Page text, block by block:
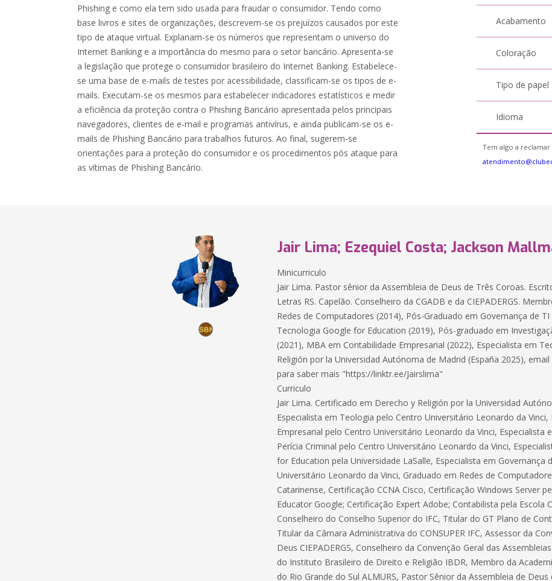
Phishing e como ela tem sido usada para fraudar o consumidor. Tendo como
base livros e sites de organizações, descrevem-se os prejuízos causados por este
tipo de ataque virtual. Explanam-se os números que representam o universo do
Internet Banking e a importância do mesmo para o setor bancário. Apresenta-se
a legislação que protege o consumidor brasileiro do Internet Banking. Estabelece-
se uma base de e-mails de testes por acessibilidade, classificam-se os tipos de e-
mails. Executam-se os mesmos para estabelecer indicadores estatísticos e medir
a eficiência da proteção contra o Phishing Bancário apresentada pelos principais
navegadores, clientes de e-mail e programas antivírus, e ainda publicam-se os e-
mails de Phishing Bancário para trabalhos futuros. Ao final, sugerem-se
orientações para a proteção do consumidor e os procedimentos pós ataque para
as vítimas de Phishing Bancário.
Acabamento
Coloração
Tipo de papel
Idioma
Tem algo a
Jair Lima; Ezequiel Costa; Jackson
Minicurriculo
Jair Lima. Pastor sênior da Assembleia de Deus de Três Coroas.
Letras RS. Capelão. Conselheiro da CGADB e da CIEPADERGS.
Redes de Computadores (2014), Pós-Graduado em Governança de
Tecnologia Google for Education (2019), Pós-graduado em
(2021), MBA em Contabilidade Empresarial (2022), Especialista em
Religión por la Universidad Autónoma de Madrid (España 2025),
para saber mais "https://linktr.ee/Jairslima"
Curriculo
Jair Lima. Certificado em Derecho y Religión por la Universidad
Especialista em Teologia pelo Centro Universitário Leonardo da
Empresarial pelo Centro Universitário Leonardo da Vinci, Especialista
Perícia Criminal pelo Centro Universitário Leonardo da Vinci,
for Education pela Universidade LaSalle, Especialista em Governança
Universitário Leonardo da Vinci, Graduado em Redes de
Catarinense, Certificação CCNA Cisco, Certificação Windows Server
Educator Google; Certificação Expert Adobe; Contabilista pela Escola
Conselheiro do Conselho Superior do IFC, Titular do GT Plano de
Titular da Câmara Administrativa do CONSUPER IFC, Assessor da
Deus CIEPADERGS, Conselheiro da Convenção Geral das
do Instituto Brasileiro de Direito e Religião IBDR, Membro da
do Rio Grande do Sul ALMURS, Pastor Sênior da Assembleia de